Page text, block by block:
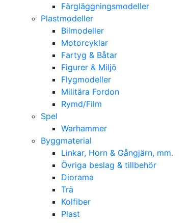
Färgläggningsmodeller
Plastmodeller
Bilmodeller
Motorcyklar
Fartyg & Båtar
Figurer & Miljö
Flygmodeller
Militära Fordon
Rymd/Film
Spel
Warhammer
Byggmaterial
Linkar, Horn & Gångjärn, mm.
Övriga beslag & tillbehör
Diorama
Trä
Kolfiber
Plast